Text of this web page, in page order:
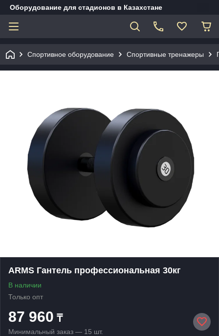
Оборудование для стадионов в Казахстане
Спортивное оборудование Спортивные тренажеры
ARMS Гантель профессиональная 30кг
В наличии
Только опт
87 960 ₸
Минимальный заказ — 15 шт.